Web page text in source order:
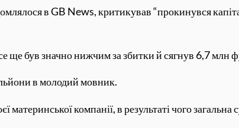
в GB News, критикував “прокинувся
був значно нижчим за збитки й сягнув 6,7 млн
в молодий мовник.
компанії, в результаті чого